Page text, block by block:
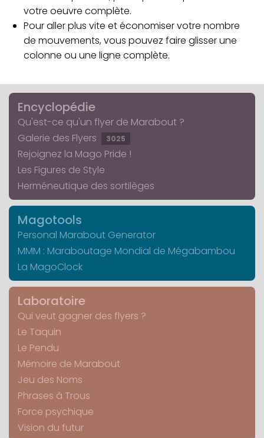
votre oeuvre complète.
Pour aller plus vite et économiser votre nombre
de mouvements, vous pouvez faire glisser une
colonne ou une ligne complète.
Encyclopédie
Qu'est-ce qu'un flyer de Marabout ?
Galerie des Flyers
3025
Rejoignez la Mago Pride !
Les Figures de Style
Herméneutique des sortilèges
Magotools
Personal Marabout Generator
MMM : Maraboutage Mondial de Mégabambou
La MagoClock
Laboratoire
Qui veut gagner des flyers ?
Le Taquin
Le Pendu
Mémoire de Marabout
Jeu des Noms
Phrases à Trous
Force psychique
Vision du futur